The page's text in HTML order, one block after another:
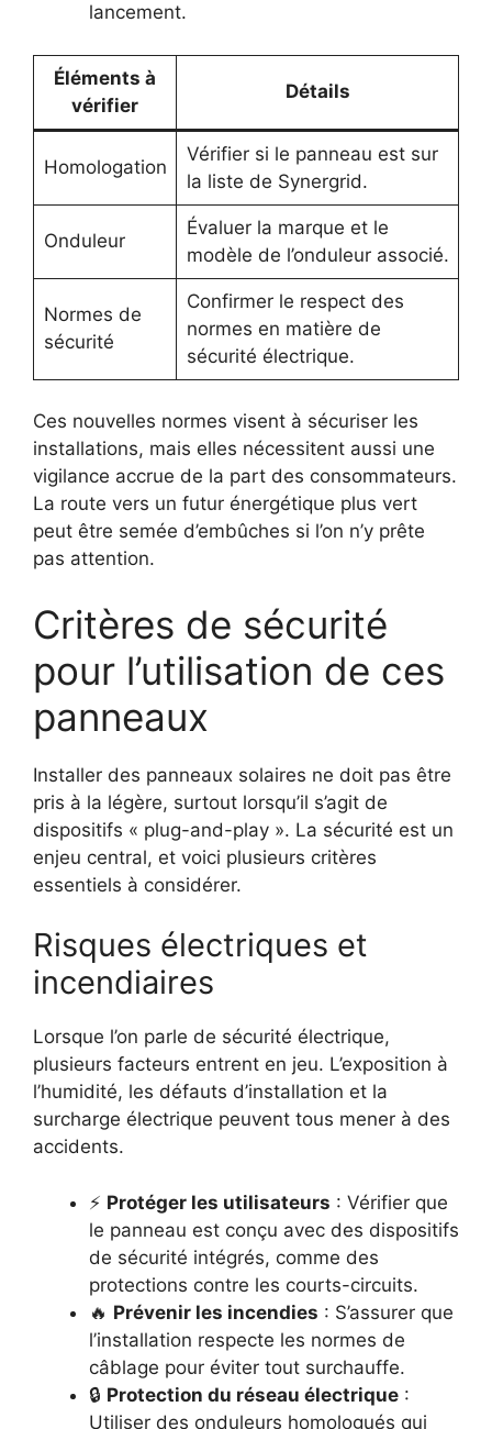
lancement.
Éléments à
vérifier
Détails
Homologation
Vérifier si le panneau est sur
la liste de Synergrid.
Onduleur
Évaluer la marque et le
modèle de l’onduleur associé.
Normes de
sécurité
Confirmer le respect des
normes en matière de
sécurité électrique.
Ces nouvelles normes visent à sécuriser les
installations, mais elles nécessitent aussi une
vigilance accrue de la part des consommateurs.
La route vers un futur énergétique plus vert
peut être semée d’embûches si l’on n’y prête
pas attention.
Critères de sécurité
pour l’utilisation de ces
panneaux
Installer des panneaux solaires ne doit pas être
pris à la légère, surtout lorsqu’il s’agit de
dispositifs « plug-and-play ». La sécurité est un
enjeu central, et voici plusieurs critères
essentiels à considérer.
Risques électriques et
incendiaires
Lorsque l’on parle de sécurité électrique,
plusieurs facteurs entrent en jeu. L’exposition à
l’humidité, les défauts d’installation et la
surcharge électrique peuvent tous mener à des
accidents.
⚡ Protéger les utilisateurs : Vérifier que
le panneau est conçu avec des dispositifs
de sécurité intégrés, comme des
protections contre les courts-circuits.
🔥 Prévenir les incendies : S’assurer que
l’installation respecte les normes de
câblage pour éviter tout surchauffe.
🔒 Protection du réseau électrique :
Utiliser des onduleurs homologués qui